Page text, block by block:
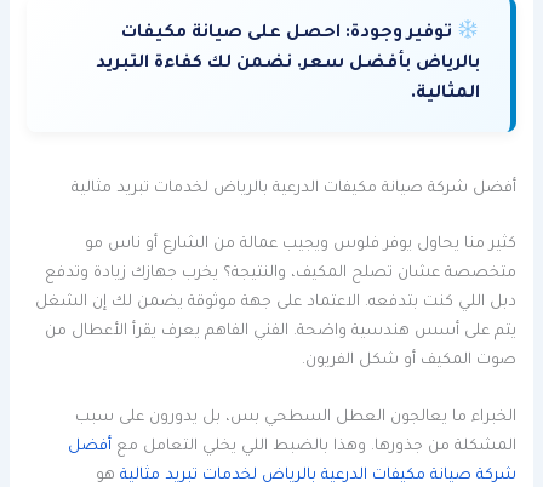
توفير وجودة: احصل على صيانة مكيفات
بالرياض بأفضل سعر. نضمن لك كفاءة التبريد
المثالية.
أفضل شركة صيانة مكيفات الدرعية بالرياض لخدمات تبريد مثالية
كثير منا يحاول يوفر فلوس ويجيب عمالة من الشارع أو ناس مو
متخصصة عشان تصلح المكيف، والنتيجة؟ يخرب جهازك زيادة وتدفع
دبل اللي كنت بتدفعه. الاعتماد على جهة موثوقة يضمن لك إن الشغل
يتم على أسس هندسية واضحة. الفني الفاهم يعرف يقرأ الأعطال من
صوت المكيف أو شكل الفريون.
الخبراء ما يعالجون العطل السطحي بس، بل يدورون على سبب
المشكلة من جذورها. وهذا بالضبط اللي يخلي التعامل مع أفضل
شركة صيانة مكيفات الدرعية بالرياض لخدمات تبريد مثالية هو